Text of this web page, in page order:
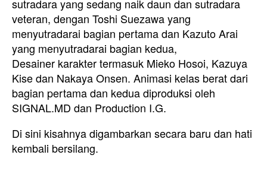
sutradara yang sedang naik daun dan sutradara
veteran, dengan Toshi Suezawa yang
menyutradarai bagian pertama dan Kazuto Arai
yang menyutradarai bagian kedua,
Desainer karakter termasuk Mieko Hosoi, Kazuya
Kise dan Nakaya Onsen. Animasi kelas berat dari
bagian pertama dan kedua diproduksi oleh
SIGNAL.MD dan Production I.G.
Di sini kisahnya digambarkan secara baru dan hati
kembali bersilang.